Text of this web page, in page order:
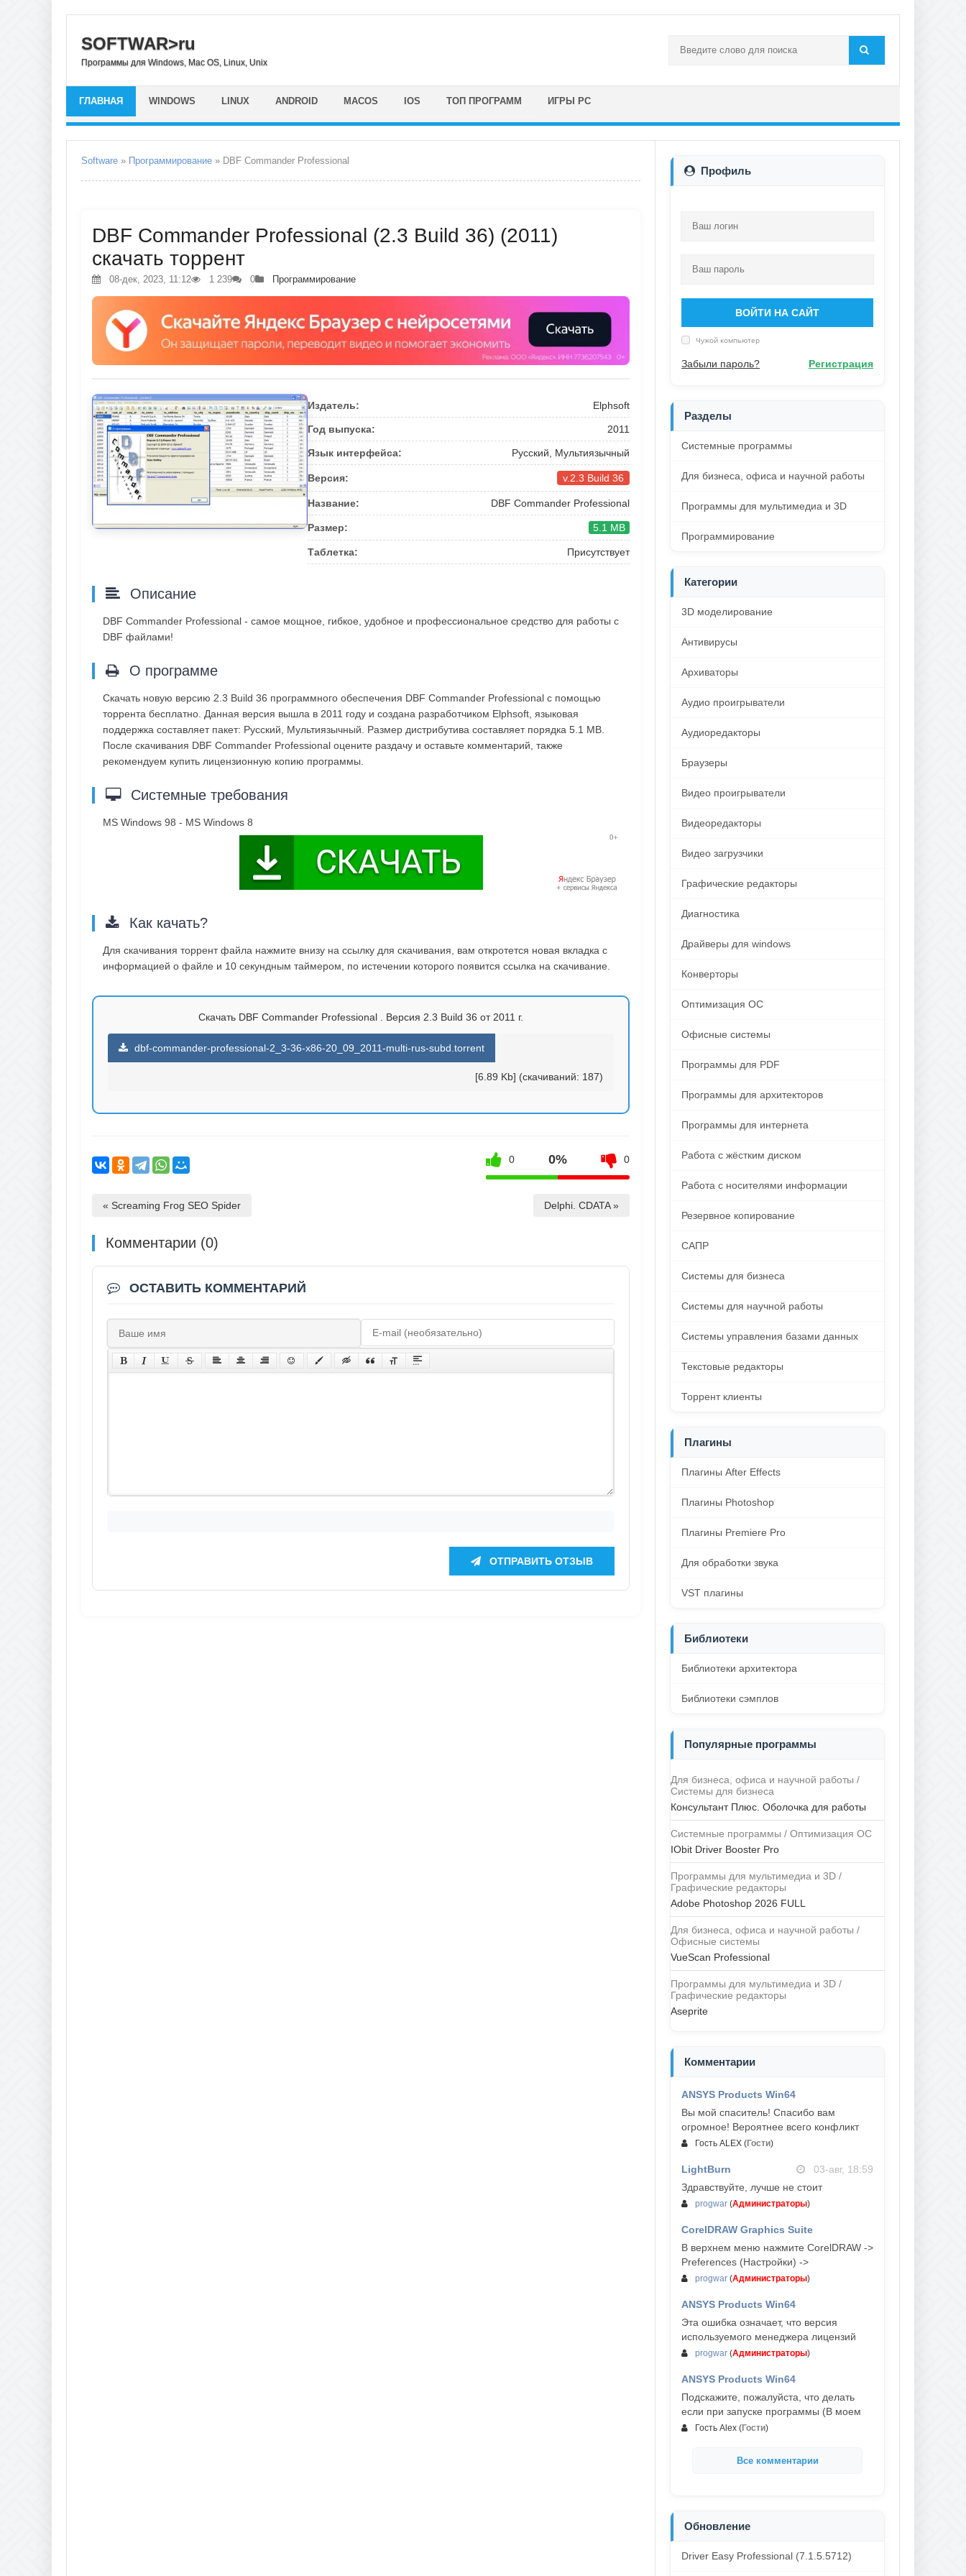
SOFTWAR>ru
Программы для Windows, Mac OS, Linux, Unix
ГЛАВНАЯ WINDOWS LINUX ANDROID MACOS IOS ТОП ПРОГРАММ ИГРЫ PC
Software » Программирование » DBF Commander Professional
DBF Commander Professional (2.3 Build 36) (2011)
скачать торрент
08-дек, 2023, 11:12 1 239 0 Программирование
Издатель: Elphsoft
Год выпуска: 2011
Язык интерфейса: Русский, Мультиязычный
Версия: v.2.3 Build 36
Название: DBF Commander Professional
Размер: 5.1 MB
Таблетка: Присутствует
Описание
DBF Commander Professional - самое мощное, гибкое, удобное и профессиональное средство для работы с
DBF файлами!
О программе
Скачать новую версию 2.3 Build 36 программного обеспечения DBF Commander Professional с помощью
торрента бесплатно. Данная версия вышла в 2011 году и создана разработчиком Elphsoft, языковая
поддержка составляет пакет: Русский, Мультиязычный. Размер дистрибутива составляет порядка 5.1 MB.
После скачивания DBF Commander Professional оцените раздачу и оставьте комментарий, также
рекомендуем купить лицензионную копию программы.
Системные требования
MS Windows 98 - MS Windows 8
Как качать?
Для скачивания торрент файла нажмите внизу на ссылку для скачивания, вам откротется новая вкладка с
информацией о файле и 10 секундным таймером, по истечении которого появится ссылка на скачивание.
Скачать DBF Commander Professional . Версия 2.3 Build 36 от 2011 г.
dbf-commander-professional-2_3-36-x86-20_09_2011-multi-rus-subd.torrent
[6.89 Kb] (cкачиваний: 187)
0 0% 0
« Screaming Frog SEO Spider Delphi. CDATA »
Комментарии (0)
ОСТАВИТЬ КОММЕНТАРИЙ
ОТПРАВИТЬ ОТЗЫВ
Профиль
ВОЙТИ НА САЙТ
Чужой компьютер
Забыли пароль? Регистрация
Разделы
Системные программы
Для бизнеса, офиса и научной работы
Программы для мультимедиа и 3D
Программирование
Категории
3D моделирование
Антивирусы
Архиваторы
Аудио проигрыватели
Аудиоредакторы
Браузеры
Видео проигрыватели
Видеоредакторы
Видео загрузчики
Графические редакторы
Диагностика
Драйверы для windows
Конверторы
Оптимизация ОС
Офисные системы
Программы для PDF
Программы для архитекторов
Программы для интернета
Работа с жёстким диском
Работа с носителями информации
Резервное копирование
САПР
Системы для бизнеса
Системы для научной работы
Системы управления базами данных
Текстовые редакторы
Торрент клиенты
Плагины
Плагины After Effects
Плагины Photoshop
Плагины Premiere Pro
Для обработки звука
VST плагины
Библиотеки
Библиотеки архитектора
Библиотеки сэмплов
Популярные программы
Для бизнеса, офиса и научной работы /
Системы для бизнеса
Консультант Плюс. Оболочка для работы
Системные программы / Оптимизация ОС
IObit Driver Booster Pro
Программы для мультимедиа и 3D /
Графические редакторы
Adobe Photoshop 2026 FULL
Для бизнеса, офиса и научной работы /
Офисные системы
VueScan Professional
Программы для мультимедиа и 3D /
Графические редакторы
Aseprite
Комментарии
ANSYS Products Win64
Вы мой спаситель! Спасибо вам
огромное! Вероятнее всего конфликт
Гость ALEX (Гости)
LightBurn
03-авг, 18:59
Здравствуйте, лучше не стоит
progwar (Администраторы)
CorelDRAW Graphics Suite
03-авг, 18:58
В верхнем меню нажмите CorelDRAW ->
Preferences (Настройки) ->
progwar (Администраторы)
ANSYS Products Win64
Эта ошибка означает, что версия
используемого менеджера лицензий
progwar (Администраторы)
ANSYS Products Win64
Подскажите, пожалуйста, что делать
если при запуске программы (В моем
Гость Alex (Гости)
Все комментарии
Обновление
Driver Easy Professional (7.1.5.5712)